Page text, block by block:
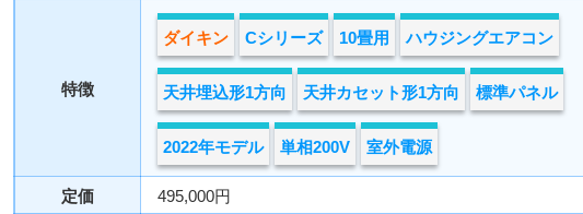
特徴
ダイキン Cシリーズ 10畳用 ハウジングエアコン
天井埋込形1方向 天井カセット形1方向 標準パネル
2022年モデル 単相200V 室外電源
定価 495,000円